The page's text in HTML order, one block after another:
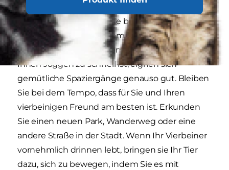
an oder fördern die Beweglichkeit. Es ist
wahrscheinlicher, dass Sie bei Ihrem
Bewegungsprogramm am Ball bleiben, wenn
Sie es mit jemandem gemeinsam tun. Wenn
Ihnen Joggen zu schnell ist, eignen sich
gemütliche Spaziergänge genauso gut. Bleiben
Sie bei dem Tempo, dass für Sie und Ihren
vierbeinigen Freund am besten ist. Erkunden
Sie einen neuen Park, Wanderweg oder eine
andere Straße in der Stadt. Wenn Ihr Vierbeiner
vornehmlich drinnen lebt, bringen sie Ihr Tier
dazu, sich zu bewegen, indem Sie es mit